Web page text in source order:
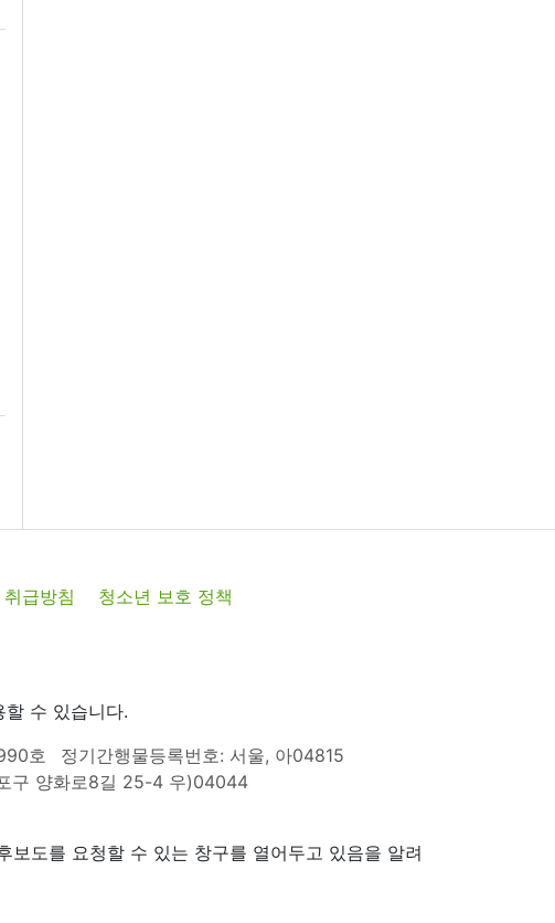
급방침
청소년 보호 정책
할 수 있습니다.
호
정기간행물등록번호: 서울, 아04815
구 양화로8길 25-4 우)04044
보도를 요청할 수 있는 창구를 열어두고 있음을 알려